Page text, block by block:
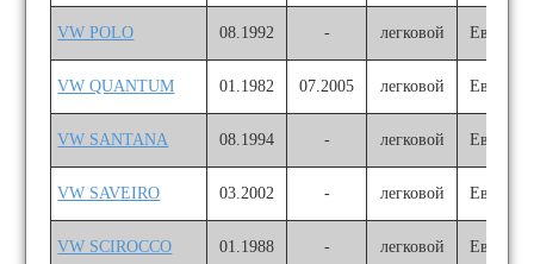
VW POLO 08.1992 - легковой Европа
VW QUANTUM 01.1982 07.2005 легковой Европа
VW SANTANA 08.1994 - легковой Европа
VW SAVEIRO 03.2002 - легковой Европа
VW SCIROCCO 01.1988 - легковой Европа